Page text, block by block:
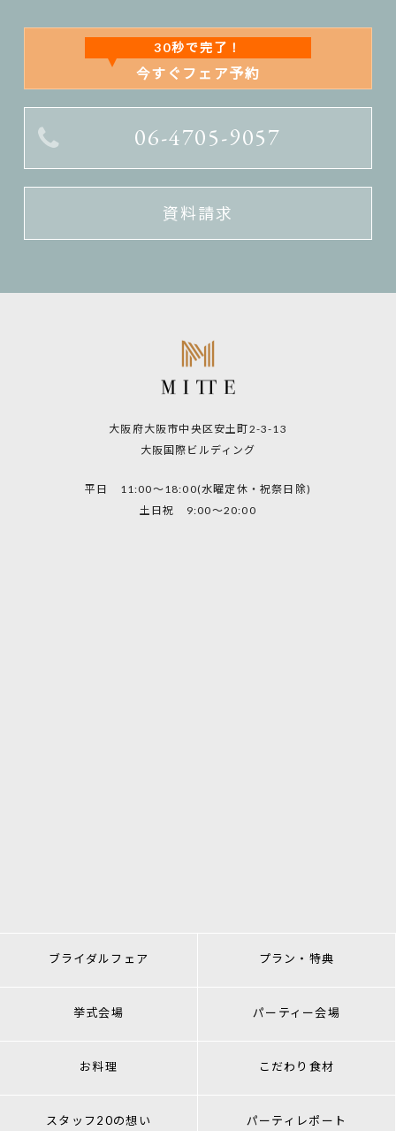
30秒で完了！
今すぐフェア予約
06-4705-9057
資料請求
大阪府大阪市中央区安土町2-3-13
大阪国際ビルディング
平日 11:00～18:00(水曜定休・祝祭日除)
土日祝 9:00～20:00
ブライダルフェア プラン・特典
挙式会場 パーティー会場
お料理 こだわり食材
スタッフ20の想い パーティレポート